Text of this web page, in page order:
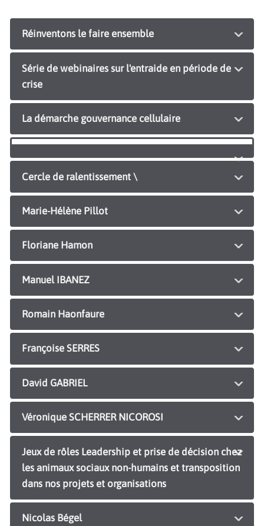
Réinventons le faire ensemble
Série de webinaires sur l'entraide en période de
crise
La démarche gouvernance cellulaire
Cercle de ralentissement \
Marie-Hélène Pillot
Floriane Hamon
Manuel IBANEZ
Romain Haonfaure
Françoise SERRES
David GABRIEL
Véronique SCHERRER NICOROSI
Jeux de rôles Leadership et prise de décision chez
les animaux sociaux non-humains et transposition
dans nos projets et organisations
Nicolas Bégel